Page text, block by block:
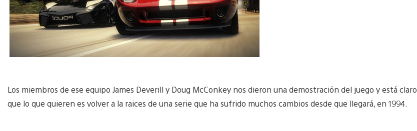
Los miembros de ese equipo James Deverill y Doug McConkey nos dieron una demostración del juego y está claro
que lo que quieren es volver a la raices de una serie que ha sufrido muchos cambios desde que llegará, en 1994.